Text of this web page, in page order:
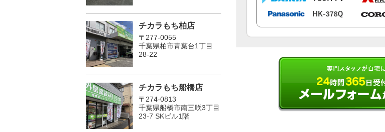
チカラもち柏店
〒277-0055
千葉県柏市青葉台1丁目
28-22
チカラもち船橋店
〒274-0813
千葉県船橋市南三咲3丁目
23-7 SKビル1階